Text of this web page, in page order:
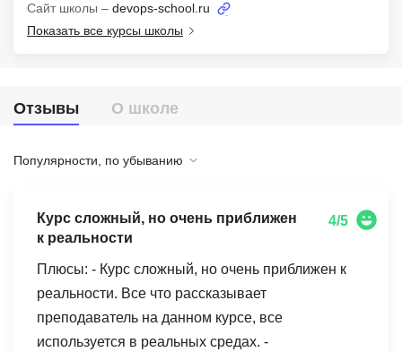
Сайт школы – devops-school.ru
Показать все курсы школы
Отзывы О школе
Популярности, по убыванию
Курс сложный, но очень приближен
к реальности
4/5
Плюсы: - Курс сложный, но очень приближен к
реальности. Все что рассказывает
преподаватель на данном курсе, все
используется в реальных средах. -
ДПО
Рейтинг онлайн-школ